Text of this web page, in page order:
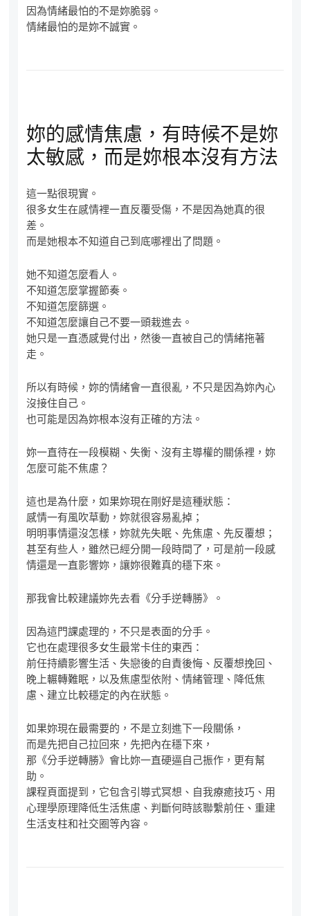
因為情緒最怕的不是妳脆弱。
情緒最怕的是妳不誠實。
妳的感情焦慮，有時候不是妳
太敏感，而是妳根本沒有方法
這一點很現實。
很多女生在感情裡一直反覆受傷，不是因為她真的很
差。
而是她根本不知道自己到底哪裡出了問題。
她不知道怎麼看人。
不知道怎麼掌握節奏。
不知道怎麼篩選。
不知道怎麼讓自己不要一頭栽進去。
她只是一直憑感覺付出，然後一直被自己的情緒拖著
走。
所以有時候，妳的情緒會一直很亂，不只是因為妳內心
沒接住自己。
也可能是因為妳根本沒有正確的方法。
妳一直待在一段模糊、失衡、沒有主導權的關係裡，妳
怎麼可能不焦慮？
這也是為什麼，如果妳現在剛好是這種狀態：
感情一有風吹草動，妳就很容易亂掉；
明明事情還沒怎樣，妳就先失眠、先焦慮、先反覆想；
甚至有些人，雖然已經分開一段時間了，可是前一段感
情還是一直影響妳，讓妳很難真的穩下來。
那我會比較建議妳先去看《分手逆轉勝》。
因為這門課處理的，不只是表面的分手。
它也在處理很多女生最常卡住的東西：
前任持續影響生活、失戀後的自責後悔、反覆想挽回、
晚上輾轉難眠，以及焦慮型依附、情緒管理、降低焦
慮、建立比較穩定的內在狀態。
如果妳現在最需要的，不是立刻進下一段關係，
而是先把自己拉回來，先把內在穩下來，
那《分手逆轉勝》會比妳一直硬逼自己振作，更有幫
助。
課程頁面提到，它包含引導式冥想、自我療癒技巧、用
心理學原理降低生活焦慮、判斷何時該聯繫前任、重建
生活支柱和社交圈等內容。